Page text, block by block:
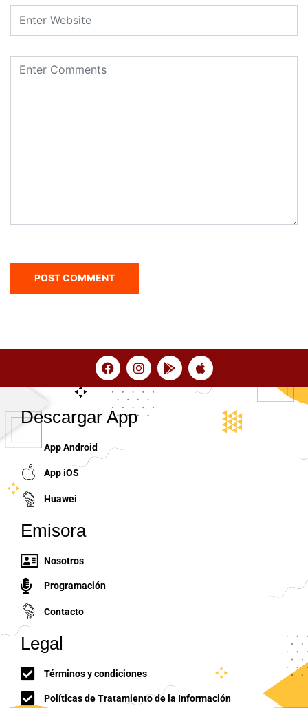
Descargar App
App Android
App iOS
Huawei
Emisora
Nosotros
Programación
Contacto
Legal
Términos y condiciones
Políticas de Tratamiento de la Información